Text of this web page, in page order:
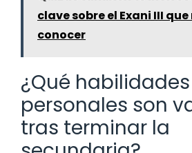
clave sobre el Exani III
conocer
¿Qué habilidades
personales son
tras terminar la